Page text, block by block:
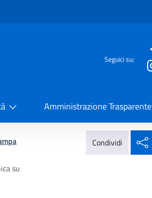
Seguici su:
Amministrazione Trasparente
su
Condividi